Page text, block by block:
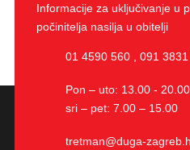
Informacije za uključivanje u
počinitelja nasilja u obitelji
01 4590 560 , 091
Pon – uto: 13.00 -
sri – pet: 7.00 – 15.00
tretman@duga-